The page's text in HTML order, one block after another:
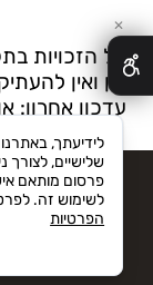
כל הזכויות
דין ואין
עדכון אחרון:
✕
שלישיים, לצורך
פרסום מותאם
לשימוש זה.
הפרטיות